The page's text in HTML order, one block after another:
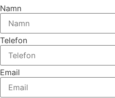
Namn
Telefon
Email